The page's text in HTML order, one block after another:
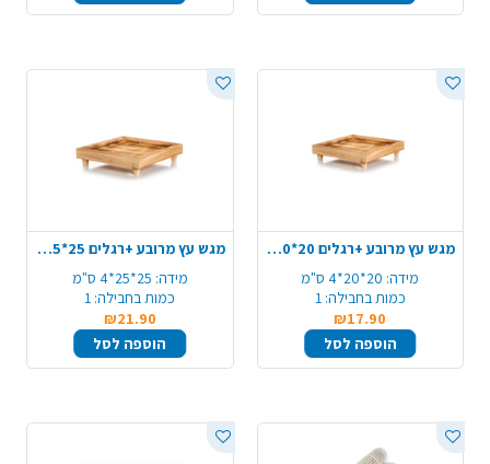
מגש עץ מרובע +רגלים 20*20*4 ס"מ - טבעי
מידה: 20*20*4 ס"מ
כמות בחבילה: 1
₪17.90
הוספה לסל
מגש עץ מרובע +רגלים 25*25*4 ס"מ - טבעי
מידה: 25*25*4 ס"מ
כמות בחבילה: 1
₪21.90
הוספה לסל